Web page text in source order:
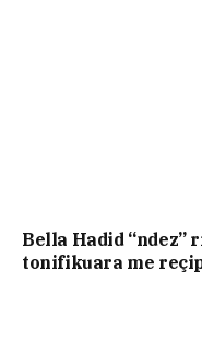
Bella Hadid “ndez”
tonifikuara me